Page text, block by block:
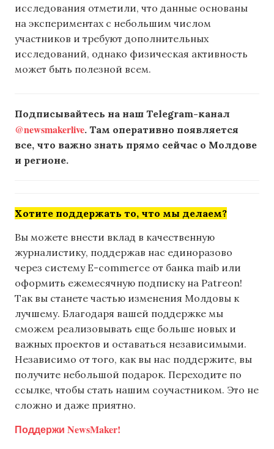
исследования отметили, что данные основаны
на экспериментах с небольшим числом
участников и требуют дополнительных
исследований, однако физическая активность
может быть полезной всем.
Подписывайтесь на наш Telegram-канал
@newsmakerlive. Там оперативно появляется
все, что важно знать прямо сейчас о Молдове
и регионе.
Хотите поддержать то, что мы делаем?
Вы можете внести вклад в качественную
журналистику, поддержав нас единоразово
через систему E-commerce от банка maib или
оформить ежемесячную подписку на Patreon!
Так вы станете частью изменения Молдовы к
лучшему. Благодаря вашей поддержке мы
сможем реализовывать еще больше новых и
важных проектов и оставаться независимыми.
Независимо от того, как вы нас поддержите, вы
получите небольшой подарок. Переходите по
ссылке, чтобы стать нашим соучастником. Это не
сложно и даже приятно.
Поддержи NewsMaker!